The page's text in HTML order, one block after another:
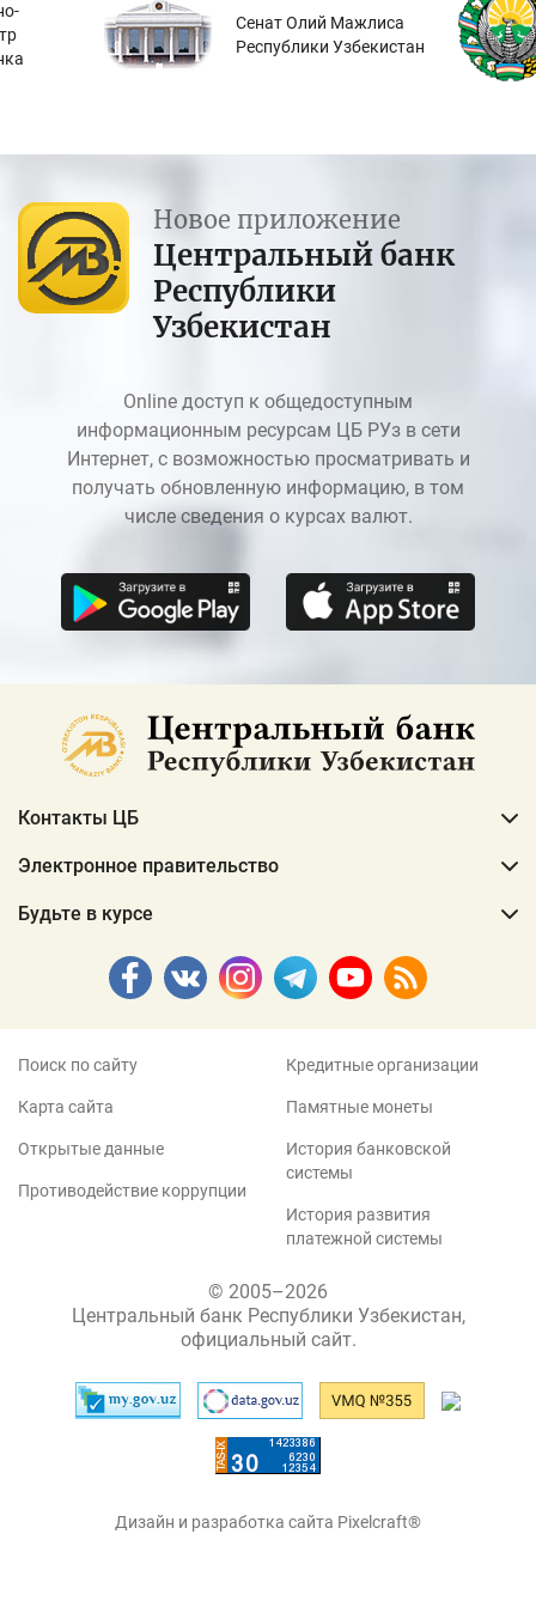
Сенат Олий Мажлиса
Республики Узбекистан
Новое приложение
Центральный банк
Республики
Узбекистан
Online доступ к общедоступным
информационным ресурсам ЦБ РУз в сети
Интернет, с возможностью просматривать и
получать обновленную информацию, в том
числе сведения о курсах валют.
Контакты ЦБ
Электронное правительство
Будьте в курсе
Поиск по сайту
Карта сайта
Открытые данные
Противодействие коррупции
Кредитные организации
Памятные монеты
История банковской
системы
История развития
платежной системы
© 2005–2026
Центральный банк Республики Узбекистан,
официальный сайт.
Дизайн и разработка сайта Pixelcraft®